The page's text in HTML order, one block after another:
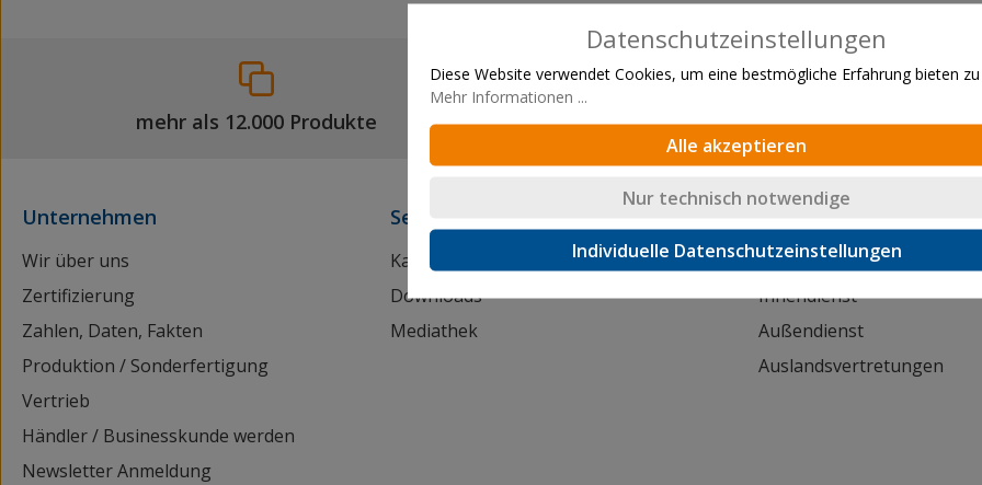
mehr als 12.000 Produkte Lieferung innerhalb von 24h
Unternehmen
Wir über uns
Zertifizierung
Zahlen, Daten, Fakten
Produktion / Sonderfertigung
Vertrieb
Händler / Businesskunde werden
Newsletter Anmeldung
Service
Kataloganforderung
Downloads
Mediathek
Kontakt
Kontaktformular
Innendienst
Außendienst
Auslandsvertretungen
Datenschutzeinstellungen
Diese Website verwendet Cookies, um eine bestmögliche Erfahrung bieten
Mehr Informationen ...
Alle akzeptieren
Nur technisch notwendige
Individuelle Datenschutzeinstellungen